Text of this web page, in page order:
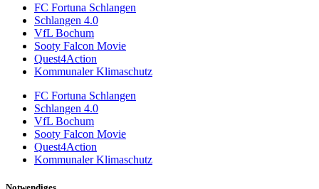
FC Fortuna Schlangen
Schlangen 4.0
VfL Bochum
Sooty Falcon Movie
Quest4Action
Kommunaler Klimaschutz
FC Fortuna Schlangen
Schlangen 4.0
VfL Bochum
Sooty Falcon Movie
Quest4Action
Kommunaler Klimaschutz